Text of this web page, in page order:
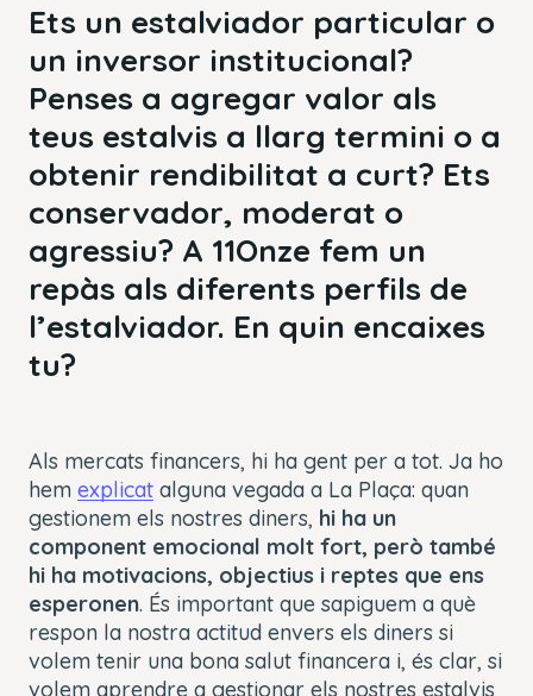
Ets un estalviador particular o
un inversor institucional?
Penses a agregar valor als
teus estalvis a llarg termini o a
obtenir rendibilitat a curt? Ets
conservador, moderat o
agressiu? A 11Onze fem un
repàs als diferents perfils de
l’estalviador. En quin encaixes
tu?
Als mercats financers, hi ha gent per a tot. Ja ho
hem explicat alguna vegada a La Plaça: quan
gestionem els nostres diners, hi ha un
component emocional molt fort, però també
hi ha motivacions, objectius i reptes que ens
esperonen. És important que sapiguem a què
respon la nostra actitud envers els diners si
volem tenir una bona salut financera i, és clar, si
volem aprendre a gestionar els nostres estalvis